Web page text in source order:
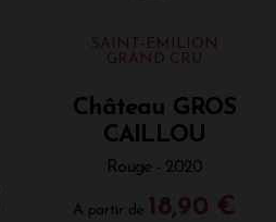
SAINT-ÉMILION
GRAND CRU
Château GROS
CAILLOU
Rouge - 2020
A partir de 18,90 €